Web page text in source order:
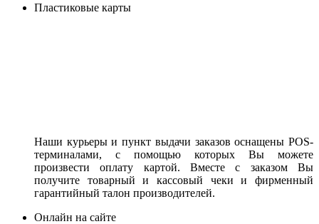
Пластиковые карты
Наши курьеры и пункт выдачи заказов оснащены POS-
терминалами, с помощью которых Вы можете
произвести оплату картой. Вместе с заказом Вы
получите товарный и кассовый чеки и фирменный
гарантийный талон производителей.
Онлайн на сайте